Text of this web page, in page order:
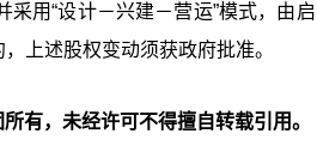
用“设计－兴建－营运”模式，由启
上述股权变动须获政府批准。
有，未经许可不得擅自转载引用。